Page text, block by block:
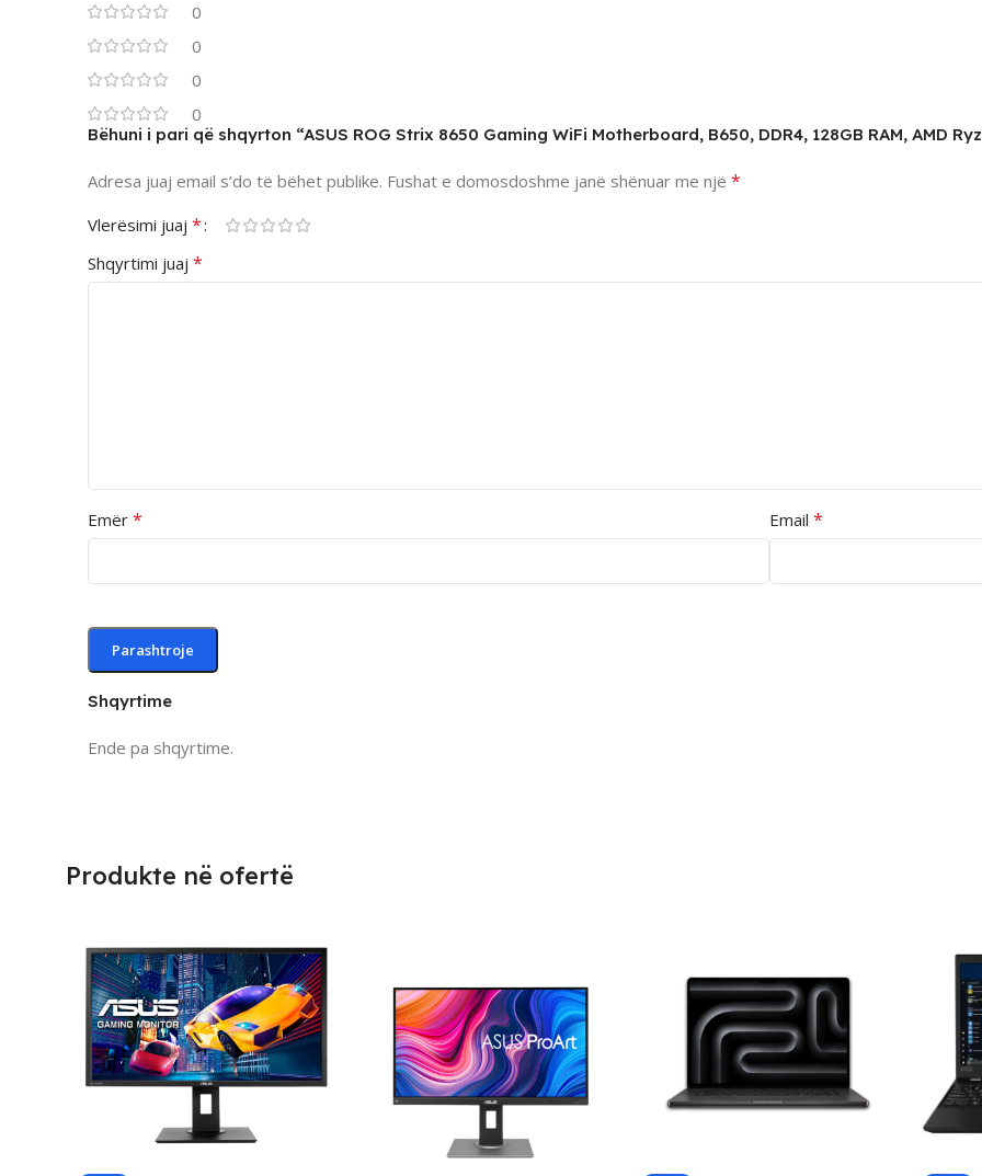
0
0
0
0
Shqyrtime
Ende pa shqyrtime.
Bëhuni i pari që shqyrton “ASUS ROG Strix 8650 Gaming WiFi Motherboard, B650, DDR4, 128GB RAM, AMD
Adresa juaj email s’do të bëhet publike. Fushat e domosdoshme janë shënuar me një *
Vlerësimi juaj *
Shqyrtimi juaj *
Emër * Email *
Produkte në ofertë